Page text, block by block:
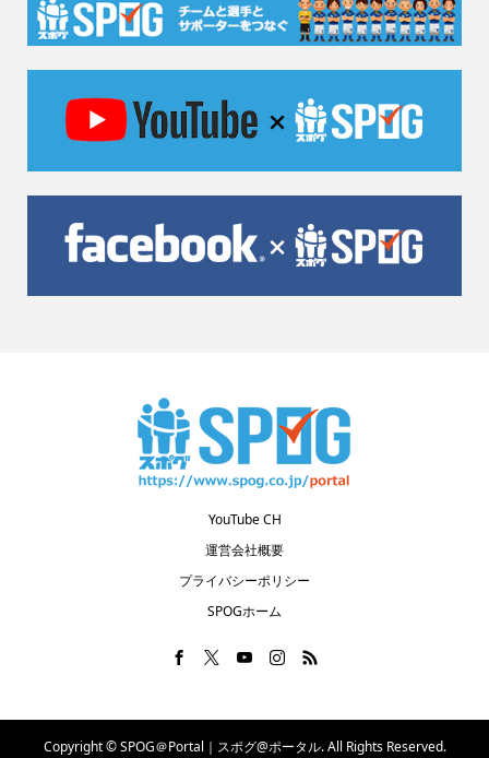
YouTube CH
運営会社概要
プライバシーポリシー
SPOGホーム
Copyright ©SPOG＠Portal｜スポグ@ポータル. All Rights Reserved.